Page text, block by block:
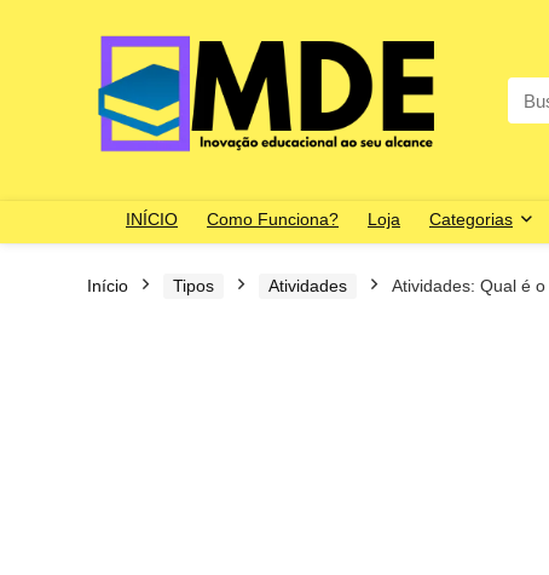
for:
INÍCIO Como Funciona? Loja Categorias
Início Tipos Atividades Atividades: Qual é